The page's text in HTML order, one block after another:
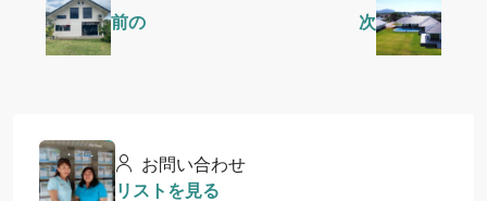
前の 次
お問い合わせ
リストを見る